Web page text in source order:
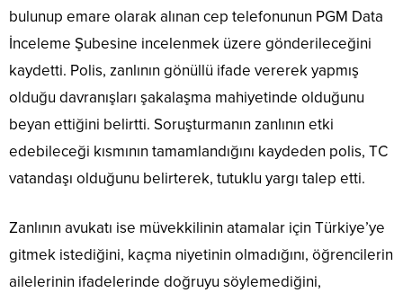
bulunup emare olarak alınan cep telefonunun PGM Data
İnceleme Şubesine incelenmek üzere gönderileceğini
kaydetti. Polis, zanlının gönüllü ifade vererek yapmış
olduğu davranışları şakalaşma mahiyetinde olduğunu
beyan ettiğini belirtti. Soruşturmanın zanlının etki
edebileceği kısmının tamamlandığını kaydeden polis, TC
vatandaşı olduğunu belirterek, tutuklu yargı talep etti.
Zanlının avukatı ise müvekkilinin atamalar için Türkiye’ye
gitmek istediğini, kaçma niyetinin olmadığını, öğrencilerin
ailelerinin ifadelerinde doğruyu söylemediğini,